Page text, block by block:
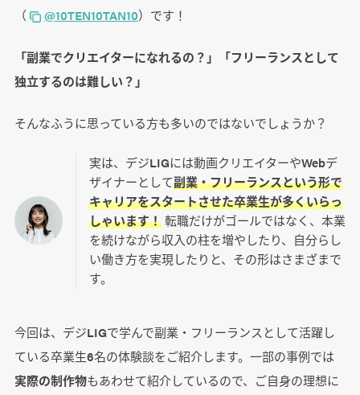
（
@10TEN10TAN10）です！
「副業でクリエイターになれるの？」「フリーランスとして
独立するのは難しい？」
そんなふうに思っている方も多いのではないでしょうか？
実は、デジLIGには動画クリエイターやWebデ
ザイナーとして副業・フリーランスという形で
キャリアをスタートさせた卒業生が多くいらっ
しゃいます！転職だけがゴールではなく、本業
を続けながら収入の柱を増やしたり、自分らし
い働き方を実現したりと、その形はさまざまで
す。
今回は、デジLIGで学んで副業・フリーランスとして活躍し
ている卒業生6名の体験談をご紹介します。一部の事例では
実際の制作物もあわせて紹介しているので、ご自身の理想に